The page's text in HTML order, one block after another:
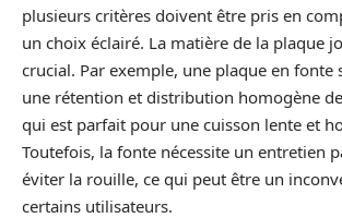
plusieurs critères doivent être pris en
un choix éclairé. La matière de la plaque
crucial. Par exemple, une plaque en fonte
une rétention et distribution homogène
qui est parfait pour une cuisson lente et
Toutefois, la fonte nécessite un entretien
éviter la rouille, ce qui peut être un
certains utilisateurs.